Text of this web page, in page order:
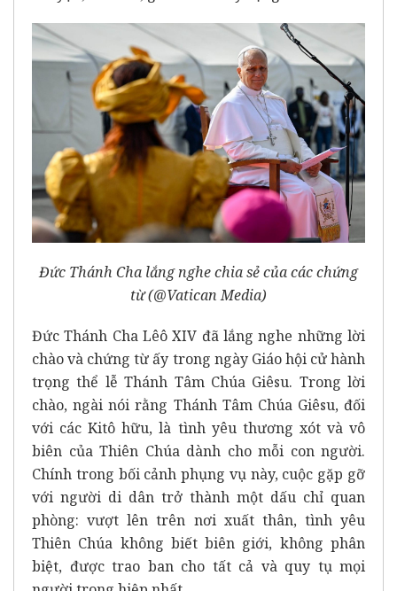
Đức Thánh Cha lắng nghe chia sẻ của các chứng
từ (@Vatican Media)
Đức Thánh Cha Lêô XIV đã lắng nghe những lời
chào và chứng từ ấy trong ngày Giáo hội cử hành
trọng thể lễ Thánh Tâm Chúa Giêsu. Trong lời
chào, ngài nói rằng Thánh Tâm Chúa Giêsu, đối
với các Kitô hữu, là tình yêu thương xót và vô
biên của Thiên Chúa dành cho mỗi con người.
Chính trong bối cảnh phụng vụ này, cuộc gặp gỡ
với người di dân trở thành một dấu chỉ quan
phòng: vượt lên trên nơi xuất thân, tình yêu
Thiên Chúa không biết biên giới, không phân
biệt, được trao ban cho tất cả và quy tụ mọi